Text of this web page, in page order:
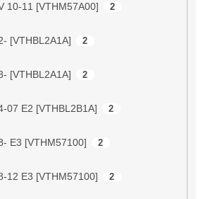
10-11 [VTHM57A00] 2
[VTHBL2A1A] 2
[VTHBL2A1A] 2
07 E2 [VTHBL2B1A] 2
E3 [VTHM57100] 2
12 E3 [VTHM57100] 2